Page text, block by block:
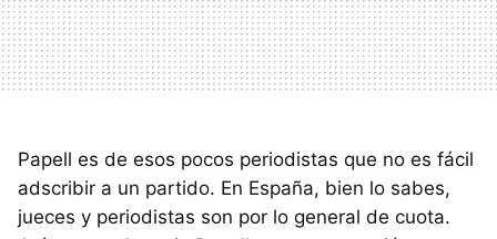
Papell es de esos pocos periodistas que no es fácil
adscribir a un partido. En España, bien lo sabes,
jueces y periodistas son por lo general de cuota.